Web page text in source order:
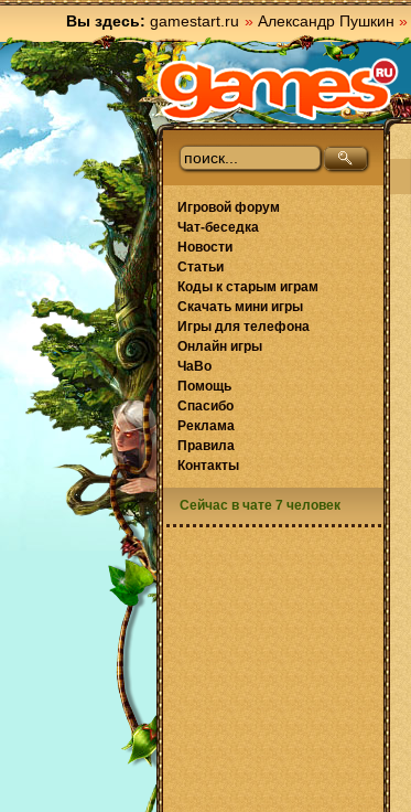
Вы здесь: gamestart.ru » Александр Пушкин »
Игровой форум
Чат-беседка
Новости
Статьи
Коды к старым играм
Скачать мини игры
Игры для телефона
Онлайн игры
ЧаВо
Помощь
Спасибо
Реклама
Правила
Контакты
Сейчас в чате 7 человек